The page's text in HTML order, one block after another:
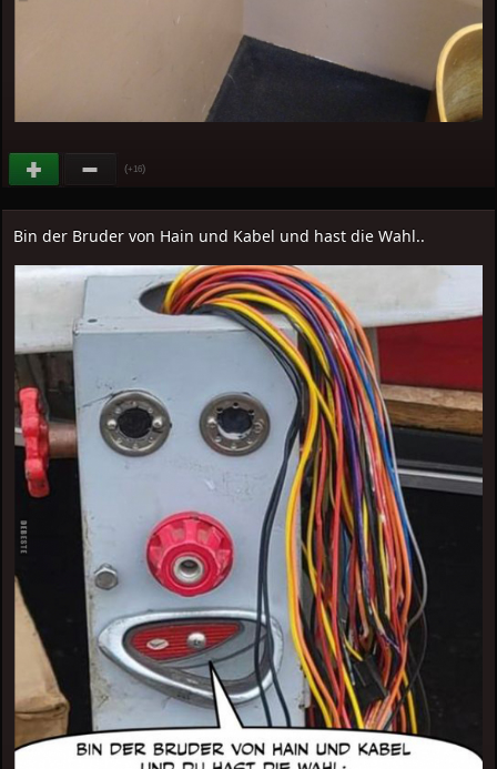
(+16)
Bin der Bruder von Hain und Kabel und hast die Wahl..